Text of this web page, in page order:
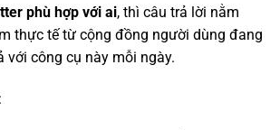
phù hợp với ai, thì câu trả lời nằm
thực tế từ cộng đồng người dùng đang
với công cụ này mỗi ngày.